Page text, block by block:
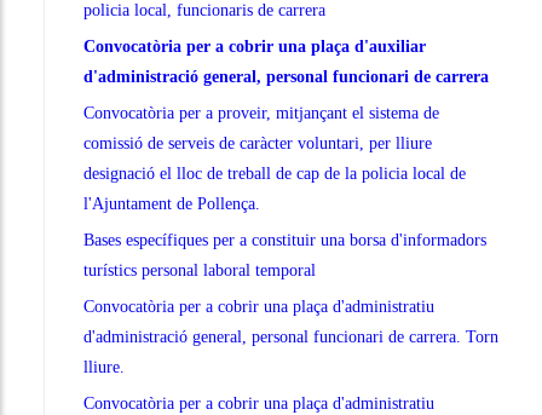
policia local, funcionaris de carrera
Convocatòria per a cobrir una plaça d'auxiliar
d'administració general, personal funcionari de carrera
Convocatòria per a proveir, mitjançant el sistema de
comissió de serveis de caràcter voluntari, per lliure
designació el lloc de treball de cap de la policia local de
l'Ajuntament de Pollença.
Bases específiques per a constituir una borsa d'informadors
turístics personal laboral temporal
Convocatòria per a cobrir una plaça d'administratiu
d'administració general, personal funcionari de carrera. Torn
lliure.
Convocatòria per a cobrir una plaça d'administratiu